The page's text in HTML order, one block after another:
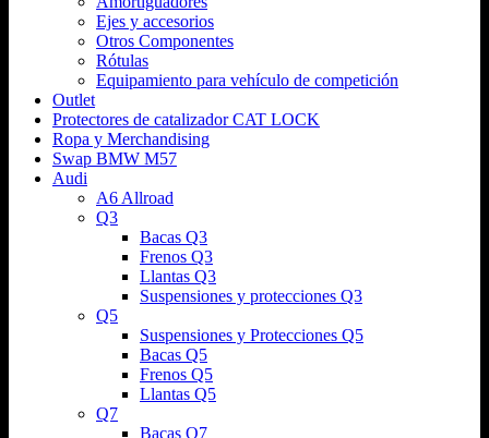
Ejes y accesorios
Otros Componentes
Rótulas
Equipamiento para vehículo de competición
Outlet
Protectores de catalizador CAT LOCK
Ropa y Merchandising
Swap BMW M57
Audi
A6 Allroad
Q3
Bacas Q3
Frenos Q3
Llantas Q3
Suspensiones y protecciones Q3
Q5
Suspensiones y Protecciones Q5
Bacas Q5
Frenos Q5
Llantas Q5
Q7
Bacas Q7